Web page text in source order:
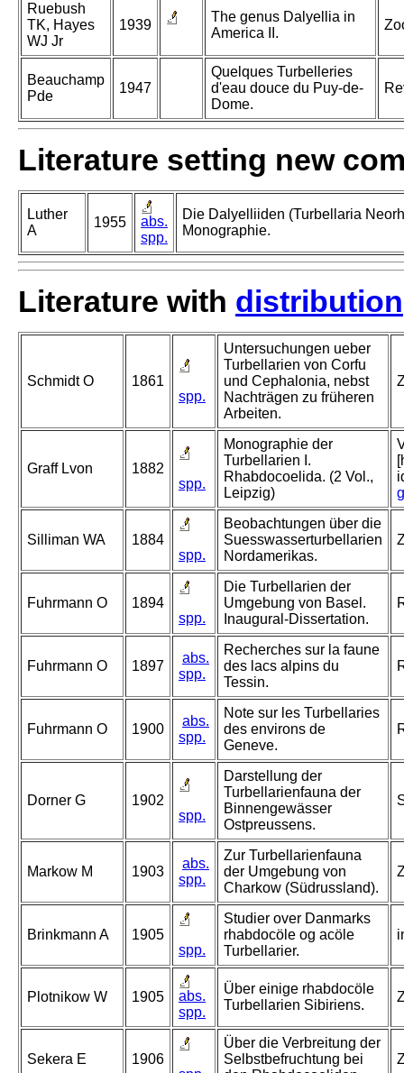
Ruebush
TK, Hayes
WJ Jr
1939
The genus Dalyellia in
America II.
Beauchamp
Pde
1947
Quelques Turbelleries
d'eau douce du Puy-de-
Dome.
Literature setting new
Luther
A
1955
abs.
spp.
Die Dalyelliiden (Turbellaria
Monographie.
Literature with distribution
Schmidt O
1861
spp.
Untersuchungen ueber
Turbellarien von Corfu
und Cephalonia, nebst
Nachträgen zu früheren
Arbeiten.
Graff Lvon
1882
spp.
Monographie der
Turbellarien I.
Rhabdocoelida. (2 Vol.,
Leipzig)
Silliman WA
1884
spp.
Beobachtungen über die
Suesswasserturbellarien
Nordamerikas.
Fuhrmann O
1894
spp.
Die Turbellarien der
Umgebung von Basel.
Inaugural-Dissertation.
Fuhrmann O 1897
abs.
spp.
Recherches sur la faune
des lacs alpins du
Tessin.
Fuhrmann O 1900
abs.
spp.
Note sur les Turbellaries
des environs de
Geneve.
Dorner G
1902
spp.
Darstellung der
Turbellarienfauna der
Binnengewässer
Ostpreussens.
Markow M 1903
abs.
spp.
Zur Turbellarienfauna
der Umgebung von
Charkow (Südrussland).
Brinkmann A
1905
spp.
Studier over Danmarks
rhabdocöle og acöle
Turbellarier.
Plotnikow W 1905
abs.
spp.
Über einige rhabdocöle
Turbellarien Sibiriens.
Sekera E
1906
Über die Verbreitung der
Selbstbefruchtung bei